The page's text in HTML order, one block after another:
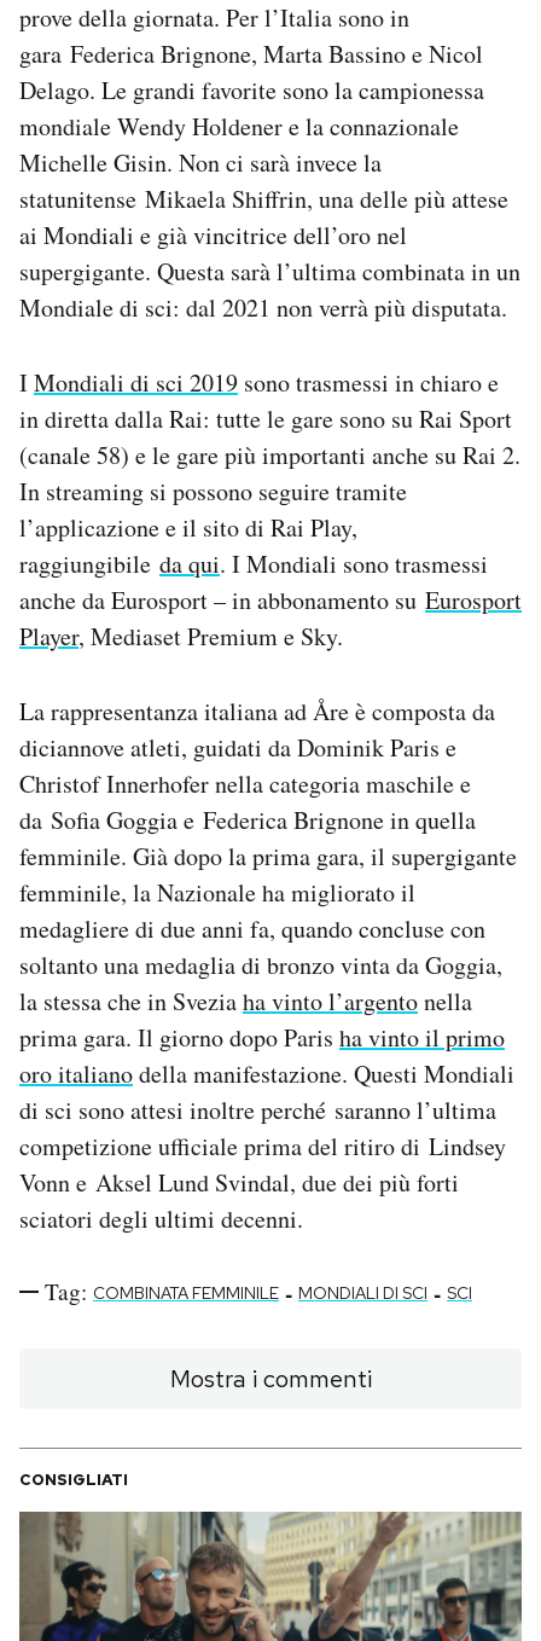
Notifiche mobile
Regala il Post
Hai bisogno di aiuto?
Esci
prove della giornata. Per l’Italia sono in
gara Federica Brignone, Marta Bassino e Nicol
Delago. Le grandi favorite sono la campionessa
mondiale Wendy Holdener e la connazionale
Michelle Gisin. Non ci sarà invece la
statunitense Mikaela Shiffrin, una delle più attese
ai Mondiali e già vincitrice dell’oro nel
supergigante. Questa sarà l’ultima combinata in un
Mondiale di sci: dal 2021 non verrà più disputata.
IMondiali di sci 2019 sono trasmessi in chiaro e
in diretta dalla Rai: tutte le gare sono su Rai Sport
(canale 58) e le gare più importanti anche su Rai 2.
In streaming si possono seguire tramite
l’applicazione e il sito di Rai Play,
raggiungibile da qui. I Mondiali sono trasmessi
anche da Eurosport – in abbonamento su Eurosport
Player, Mediaset Premium e Sky.
La rappresentanza italiana ad Åre è composta da
diciannove atleti, guidati da Dominik Paris e
Christof Innerhofer nella categoria maschile e
da Sofia Goggia e Federica Brignone in quella
femminile. Già dopo la prima gara, il supergigante
femminile, la Nazionale ha migliorato il
medagliere di due anni fa, quando concluse con
soltanto una medaglia di bronzo vinta da Goggia,
la stessa che in Sveziaha vinto l’argentonella
prima gara. Il giorno dopo Paris ha vinto il primo
oro italianodella manifestazione. Questi Mondiali
di sci sono attesi inoltre perché saranno l’ultima
competizione ufficiale prima del ritiro di Lindsey
Vonn e Aksel Lund Svindal, due dei più forti
sciatori degli ultimi decenni.
Tag: COMBINATA FEMMINILE - MONDIALI DI SCI - SCI
Mostra i commenti
CONSIGLIATI